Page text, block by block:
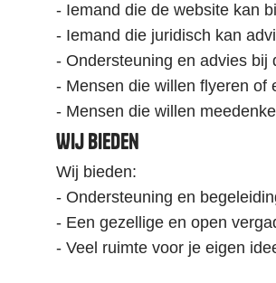
- Iemand die de website kan
- Iemand die juridisch kan
- Ondersteuning en advies bij
- Mensen die willen flyeren of
- Mensen die willen
Wij bieden
Wij bieden:
- Ondersteuning en
- Een gezellige en open
- Veel ruimte voor je eigen